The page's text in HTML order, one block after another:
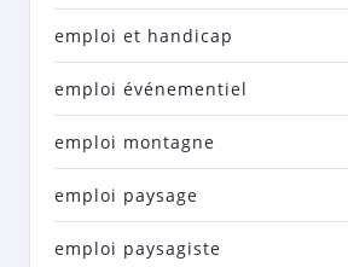
emploi et handicap
emploi événementiel
emploi montagne
emploi paysage
emploi paysagiste